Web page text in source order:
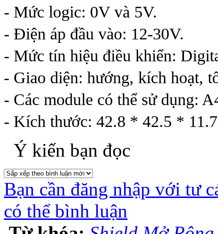
- Mức logic: 0V và 5V.
- Điện áp đầu vào: 12-30V.
- Mức tín hiệu điều khiển:
- Giao diện: hướng, kích hoạt,
- Các module có thể sử
- Kích thước: 42.8 * 42.5 *
Ý kiến bạn đọc
Bạn cần đăng nhập với tư
có thể bình luận